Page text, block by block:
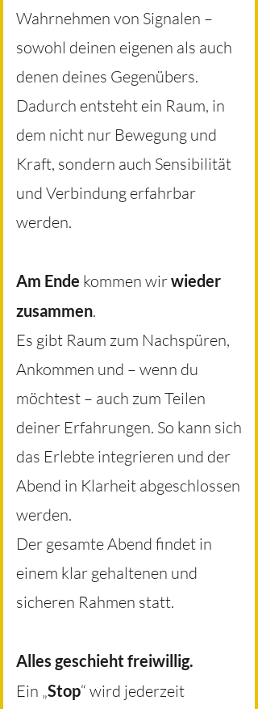
Wahrnehmen von Signalen –
sowohl deinen eigenen als auch
denen deines Gegenübers.
Dadurch entsteht ein Raum, in
dem nicht nur Bewegung und
Kraft, sondern auch Sensibilität
und Verbindung erfahrbar
werden.
Am Ende kommen wirwieder
zusammen.
Es gibt Raum zum Nachspüren,
Ankommen und – wenn du
möchtest – auch zum Teilen
deiner Erfahrungen. So kann sich
das Erlebte integrieren und der
Abend in Klarheit abgeschlossen
werden.
Der gesamte Abend findet in
einem klar gehaltenen und
sicheren Rahmen statt.
Alles geschieht freiwillig.
Ein „Stop“ wird jederzeit